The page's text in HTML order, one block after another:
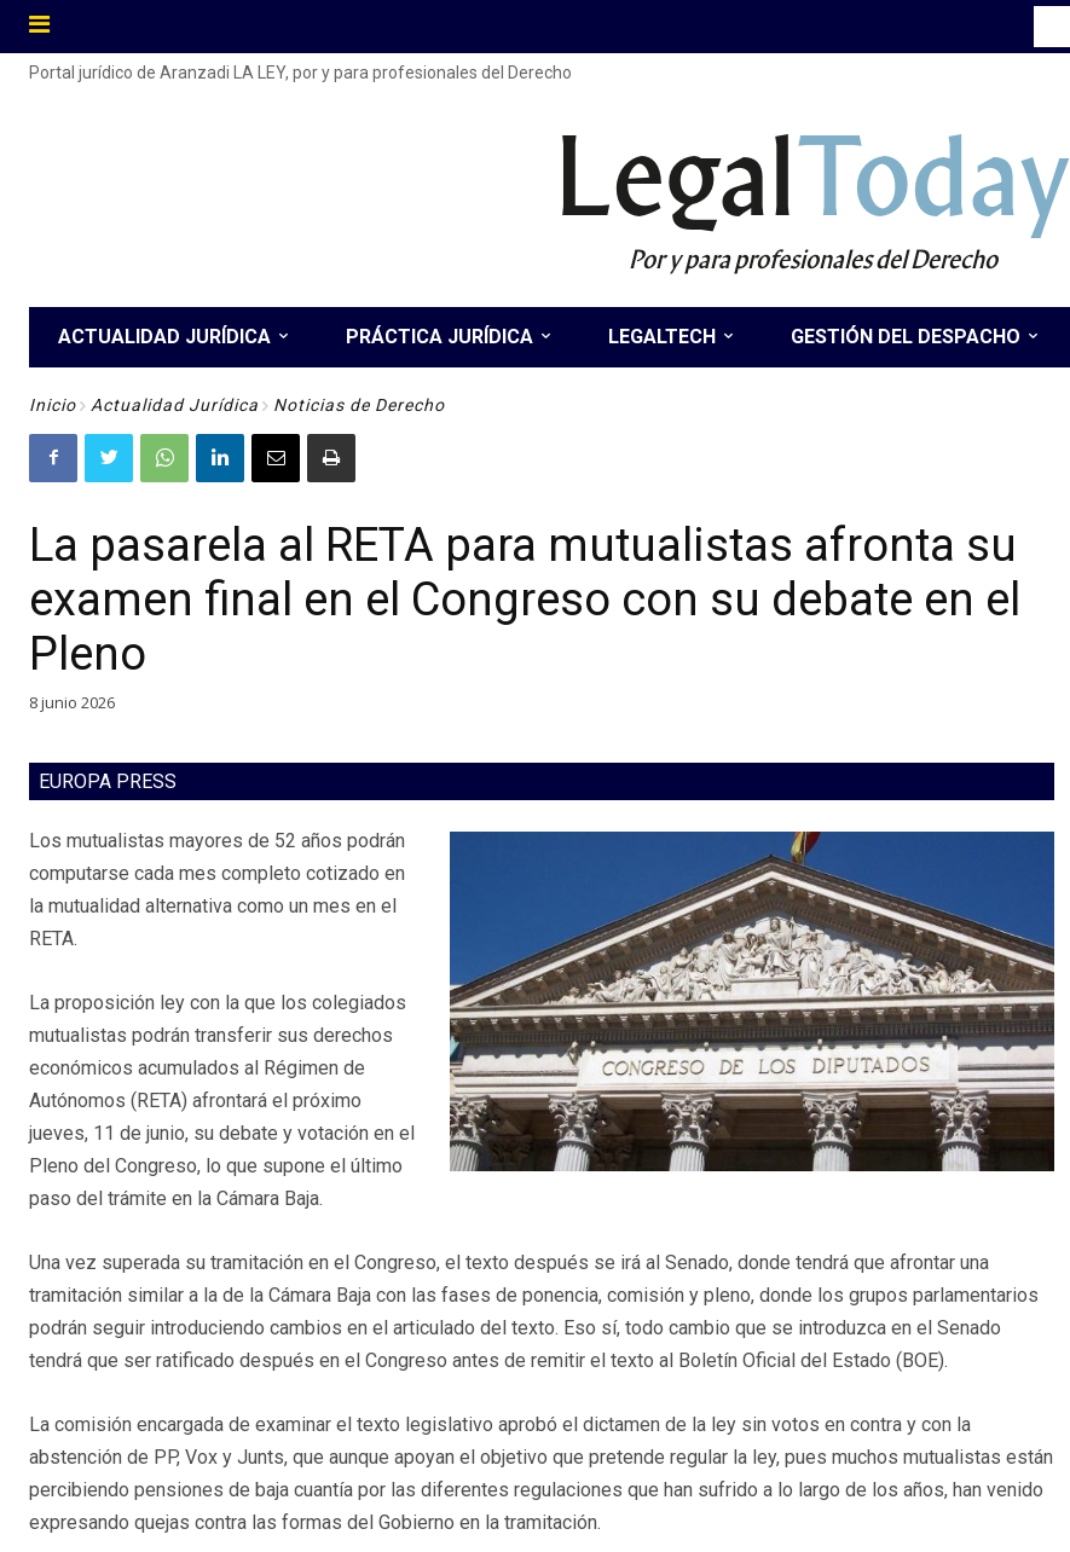
Portal jurídico de Aranzadi LA LEY, por y para profesionales del Derecho
LegalToday
Por y para profesionales del Derecho
ACTUALIDAD JURÍDICA PRÁCTICA JURÍDICA LEGALTECH GESTIÓN DEL DESPACHO
Inicio Actualidad Jurídica Noticias de Derecho
La pasarela al RETA para mutualistas afronta su
examen final en el Congreso con su debate en el
Pleno
8 junio 2026
EUROPA PRESS
Los mutualistas mayores de 52 años podrán
computarse cada mes completo cotizado en
la mutualidad alternativa como un mes en el
RETA.
La proposición ley con la que los colegiados
mutualistas podrán transferir sus derechos
económicos acumulados al Régimen de
Autónomos (RETA) afrontará el próximo
jueves, 11 de junio, su debate y votación en el
Pleno del Congreso, lo que supone el último
paso del trámite en la Cámara Baja.
Una vez superada su tramitación en el Congreso, el texto después se irá al Senado, donde tendrá que afrontar una
tramitación similar a la de la Cámara Baja con las fases de ponencia, comisión y pleno, donde los grupos parlamentarios
podrán seguir introduciendo cambios en el articulado del texto. Eso sí, todo cambio que se introduzca en el Senado
tendrá que ser ratificado después en el Congreso antes de remitir el texto al Boletín Oficial del Estado (BOE).
La comisión encargada de examinar el texto legislativo aprobó el dictamen de la ley sin votos en contra y con la
abstención de PP, Vox y Junts, que aunque apoyan el objetivo que pretende regular la ley, pues muchos mutualistas están
percibiendo pensiones de baja cuantía por las diferentes regulaciones que han sufrido a lo largo de los años, han venido
expresando quejas contra las formas del Gobierno en la tramitación.